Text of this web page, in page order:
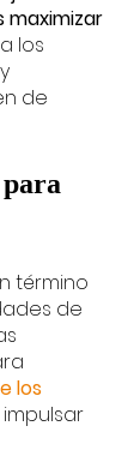
maximizar
los
de
término
de
los